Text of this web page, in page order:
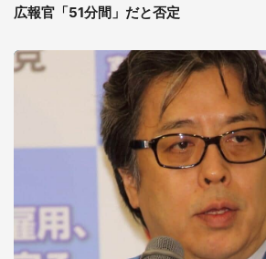
広報官「51分間」だと否定